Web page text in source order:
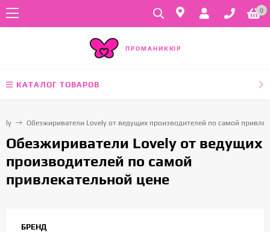
0
ПРОМАНИКЮР
КАТАЛОГ ТОВАРОВ
Обезжириватели Lovely от ведущих производителей по самой
Обезжириватели Lovely от ведущих
производителей по самой
привлекательной цене
БРЕНД